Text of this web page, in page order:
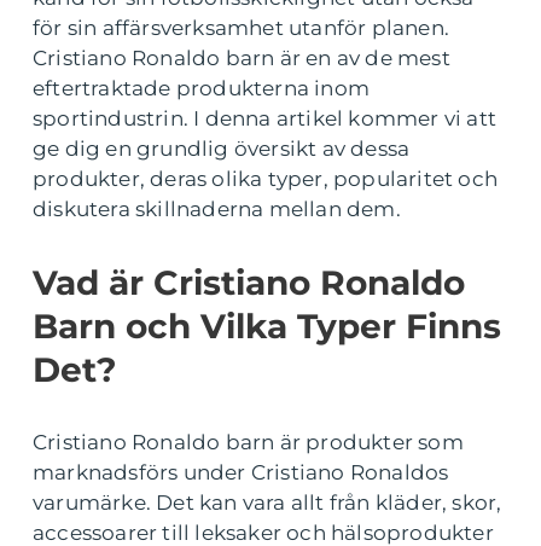
för sin affärsverksamhet utanför planen.
Cristiano Ronaldo barn är en av de mest
eftertraktade produkterna inom
sportindustrin. I denna artikel kommer vi att
ge dig en grundlig översikt av dessa
produkter, deras olika typer, popularitet och
diskutera skillnaderna mellan dem.
Vad är Cristiano Ronaldo
Barn och Vilka Typer Finns
Det?
Cristiano Ronaldo barn är produkter som
marknadsförs under Cristiano Ronaldos
varumärke. Det kan vara allt från kläder, skor,
accessoarer till leksaker och hälsoprodukter